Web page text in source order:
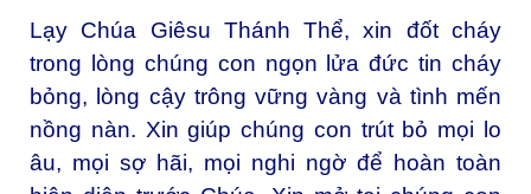
Lạy Chúa Giêsu Thánh Thể, xin đốt cháy
trong lòng chúng con ngọn lửa đức tin cháy
bỏng, lòng cậy trông vững vàng và tình mến
nồng nàn. Xin giúp chúng con trút bỏ mọi lo
âu, mọi sợ hãi, mọi nghi ngờ để hoàn toàn